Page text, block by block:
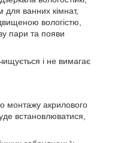
для ванних кімнат,
вологістю,
пари та появи
і не вимагає
монтажу акрилового
встановлюватися,